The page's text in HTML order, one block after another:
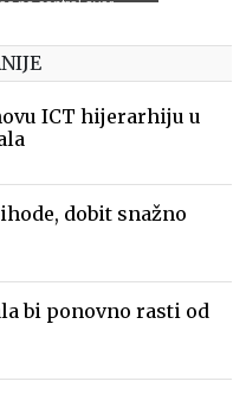
ICT hijerarhiju u
dobit snažno
bi ponovno rasti od